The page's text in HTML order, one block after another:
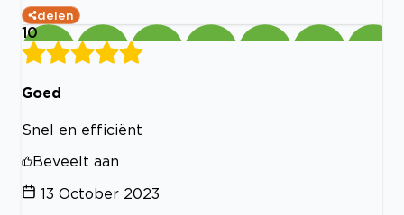
delen
10
Goed
Snel en efficiënt
Beveelt aan
13 October 2023